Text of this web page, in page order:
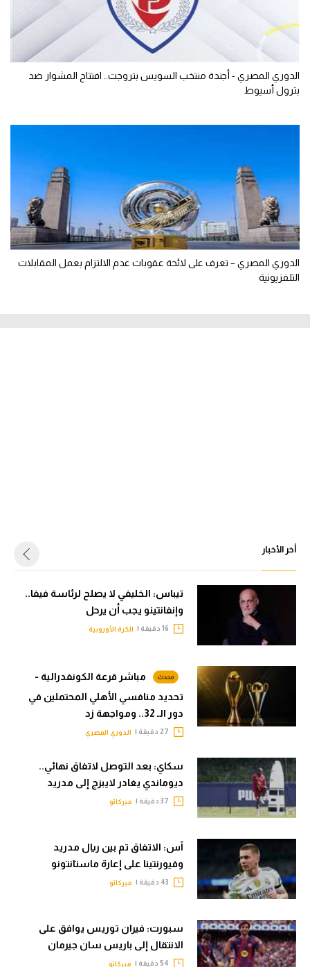
الدوري المصري - أجندة منتخب السويس بتروجت.. افتتاح المشوار ضد
بترول أسيوط
الدوري المصري – تعرف على لائحة عقوبات عدم الالتزام بعمل المقابلات
التلفزيونية
أخر الأخبار
تيباس: الخليفي لا يصلح لرئاسة فيفا..
وإنفانتينو يجب أن يرحل
الكرة الأوروبية
مباشر قرعة الكونفدرالية -
تحديد منافسي الأهلي المحتملين في
دور الـ 32.. ومواجهة زد
الدوري المصري
سكاي: بعد التوصل لاتفاق نهائي..
ديوماندي يغادر لايبزج إلى مدريد
ميركاتو
آس: الاتفاق تم بين ريال مدريد
وفيورنتينا على إعارة ماستانتونو
ميركاتو
سبورت: فيران توريس يوافق على
الانتقال إلى باريس سان جيرمان
ميركاتو